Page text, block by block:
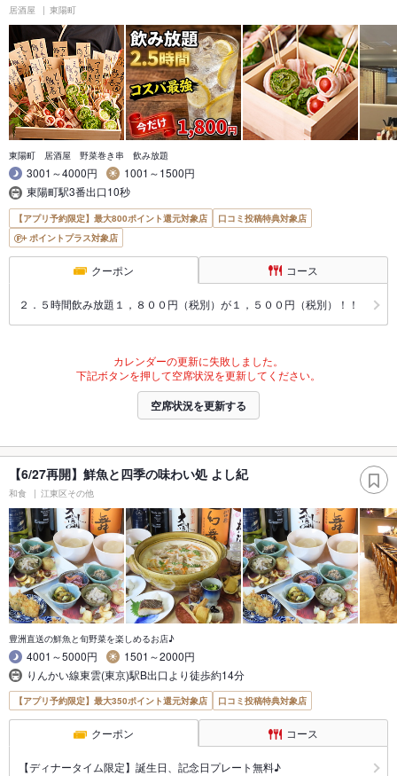
居酒屋 東陽町
東陽町 居酒屋 野菜巻き串 飲み放題
3001～4000円
1001～1500円
東陽町駅3番出口10秒
【アプリ予約限定】最大800ポイント還元対象店
口コミ投稿特典対象店
ポイントプラス対象店
クーポン コース
２．５時間飲み放題１，８００円（税別）が１，５００円（税別）！！
カレンダーの更新に失敗しました。
下記ボタンを押して空席状況を更新してください。
空席状況を更新する
【6/27再開】鮮魚と四季の味わい処 よし紀
和食 江東区その他
豊洲直送の鮮魚と旬野菜を楽しめるお店♪
4001～5000円
1501～2000円
りんかい線東雲(東京)駅B出口より徒歩約14分
【アプリ予約限定】最大350ポイント還元対象店 口コミ投稿特典対象店
クーポン コース
【ディナータイム限定】誕生日、記念日プレート無料♪